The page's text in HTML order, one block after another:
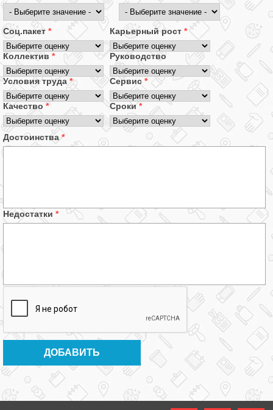
Соц.пакет * Карьерный рост *
Коллектив * Руководство
Условия труда * Сервис *
Качество * Сроки*
Достоинства*
Недостатки *